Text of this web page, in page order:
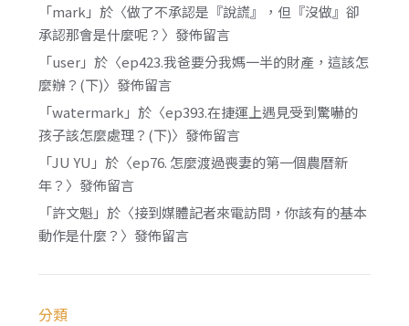
「mark 」於〈做了不承認是『說謊』，但『沒做』卻
承認那會是什麼呢？ 〉發佈留言
「user」於〈ep423.我爸要分我媽一半的財產，這該怎
麼辦？(下)〉發佈留言
「watermark 」於〈ep393.在捷運上遇見受到驚嚇的
孩子該怎麼處理？(下)〉發佈留言
「JU YU 」於〈ep76. 怎麼渡過喪妻的第一個農曆新
年？ 〉發佈留言
「許文魁」於〈接到媒體記者來電訪問，你該有的基本
動作是什麼？ 〉發佈留言
分類